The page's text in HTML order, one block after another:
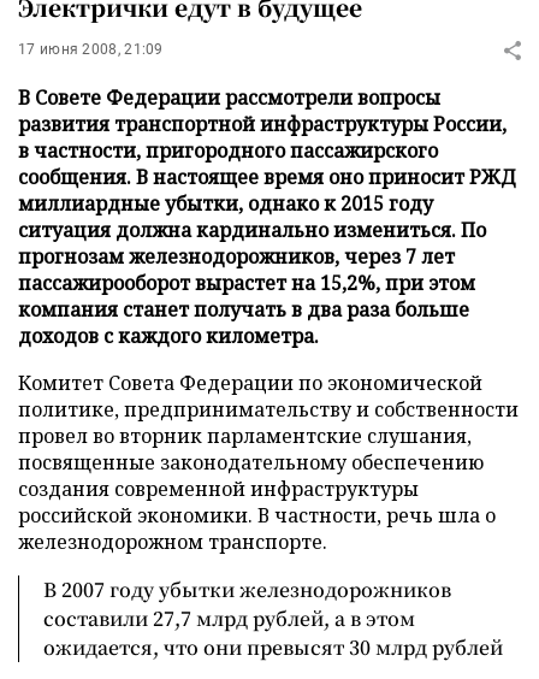
Электрички едут в будущее
17 июня 2008, 21:09
В Совете Федерации рассмотрели вопросы
развития транспортной инфраструктуры России,
в частности, пригородного пассажирского
сообщения. В настоящее время оно приносит РЖД
миллиардные убытки, однако к 2015 году
ситуация должна кардинально измениться. По
прогнозам железнодорожников, через 7 лет
пассажирооборот вырастет на 15,2%, при этом
компания станет получать в два раза больше
доходов с каждого километра.
Комитет Совета Федерации по экономической
политике, предпринимательству и собственности
провел во вторник парламентские слушания,
посвященные законодательному обеспечению
создания современной инфраструктуры
российской экономики. В частности, речь шла о
железнодорожном транспорте.
В 2007 году убытки железнодорожников
составили 27,7 млрд рублей, а в этом
ожидается, что они превысят 30 млрд рублей